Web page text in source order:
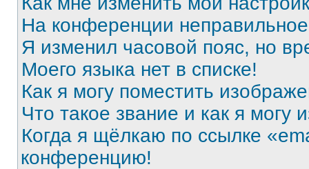
На конференции
Я изменил часовой пояс, но
Моего языка нет в списке!
Как я могу поместить
Что такое звание и как я могу
Когда я щёлкаю по ссылке
конференцию!